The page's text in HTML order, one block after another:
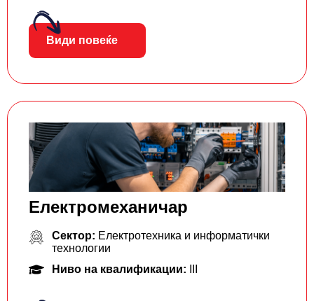
Види повеќе
Електромеханичар
Сектор: Електротехника и информатички
технологии
Ниво на квалификации: